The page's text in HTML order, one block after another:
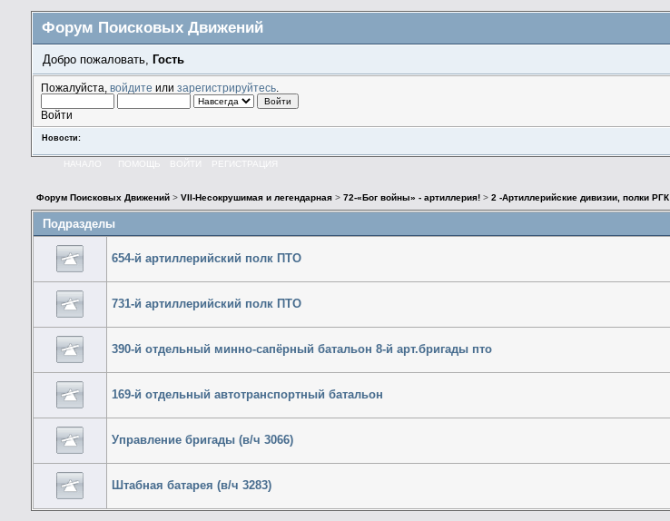
Форум Поисковых Движений
Добро пожаловать, Гость
Пожалуйста, войдите или зарегистрируйтесь.
Войти
Новости:
НАЧАЛО ПОМОЩЬ ВОЙТИ РЕГИСТРАЦИЯ
Форум Поисковых Движений >VII-Несокрушимая и легендарная >72-«Бог войны» - артиллерия! >2 -Артиллерийские дивизии, полки РГК
Подразделы
654-й артиллерийский полк ПТО
731-й артиллерийский полк ПТО
390-й отдельный минно-сапёрный батальон 8-й арт.бригады пто
169-й отдельный автотранспортный батальон
Управление бригады (в/ч 3066)
Штабная батарея (в/ч 3283)